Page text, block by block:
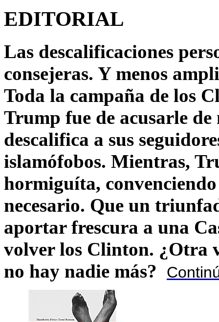
EDITORIAL
Las descalificaciones
consejeras. Y menos
Toda la campaña de los
Trump fue de acusarle
descalifica a sus
islamófobos. Mientras,
hormiguíta,
necesario. Que un
aportar frescura a una
volver los Clinton. ¿Otra
no hay nadie más?